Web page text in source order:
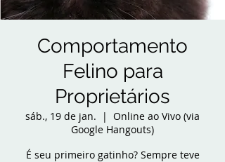
Comportamento
Felino para
Proprietários
sáb., 19 de jan.
  |
Online ao Vivo (via
Google Hangouts)
É seu primeiro gatinho? Sempre teve